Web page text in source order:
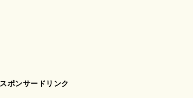
スポンサードリンク